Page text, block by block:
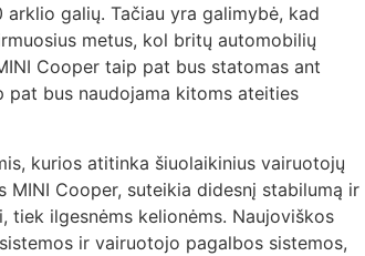
galių. Tačiau yra galimybė, kad
metus, kol britų automobilių
Cooper taip pat bus statomas ant
bus naudojama kitoms ateities
kurios atitinka šiuolaikinius vairuotojų
Cooper, suteikia didesnį stabilumą ir
ilgesnėms kelionėms. Naujoviškos
ir vairuotojo pagalbos sistemos,